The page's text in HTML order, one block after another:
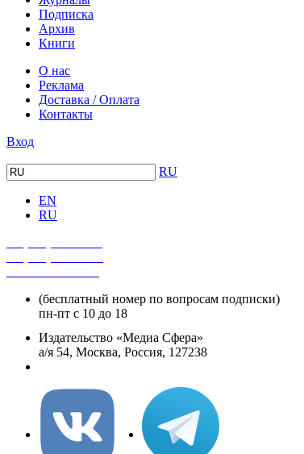
Подписка
Архив
Книги
О нас
Реклама
Доставка / Оплата
Контакты
Вход
RU
EN
RU
(бесплатный номер по вопросам подписки)
пн-пт с 10 до 18
Издательство «Медиа Сфера»
а/я 54, Москва, Россия, 127238